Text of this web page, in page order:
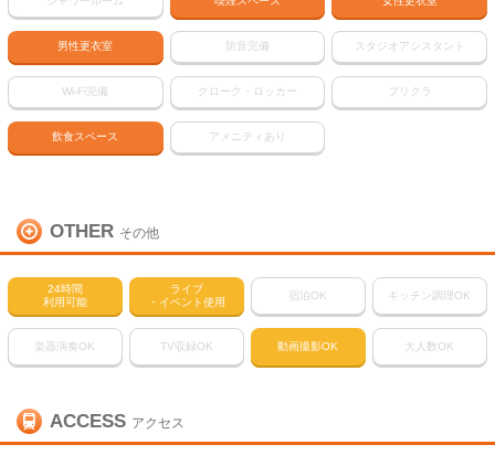
男性更衣室 防音完備 スタジオアシスタント
Wi-Fi完備 クローク・ロッカー プリクラ
飲食スペース アメニティあり
OTHER その他
24時間
利用可能
ライブ
・イベント使用
宿泊OK キッチン調理OK
楽器演奏OK TV収録OK 動画撮影OK 大人数OK
ACCESS アクセス